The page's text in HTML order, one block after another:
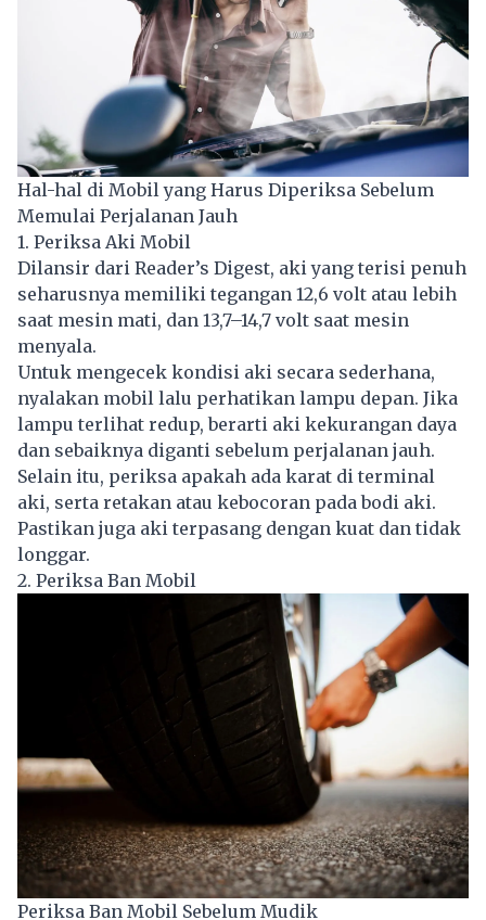
Hal-hal di Mobil yang Harus Diperiksa Sebelum
Memulai Perjalanan Jauh
1. Periksa Aki Mobil
Dilansir dari Reader’s Digest, aki yang terisi penuh
seharusnya memiliki tegangan 12,6 volt atau lebih
saat mesin mati, dan 13,7–14,7 volt saat mesin
menyala.
Untuk mengecek kondisi aki secara sederhana,
nyalakan mobil lalu perhatikan lampu depan. Jika
lampu terlihat redup, berarti aki kekurangan daya
dan sebaiknya diganti sebelum perjalanan jauh.
Selain itu, periksa apakah ada karat di terminal
aki, serta retakan atau kebocoran pada bodi aki.
Pastikan juga aki terpasang dengan kuat dan tidak
longgar.
2. Periksa Ban Mobil
Periksa Ban Mobil Sebelum Mudik